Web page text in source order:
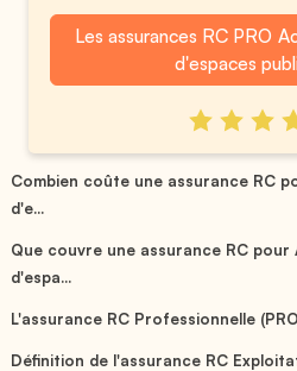
Les assurances RC PRO
d'espaces
Combien coûte une assurance RC
d'e...
Que couvre une assurance RC
d'espa...
L'assurance RC Professionnelle
Définition de l'assurance RC